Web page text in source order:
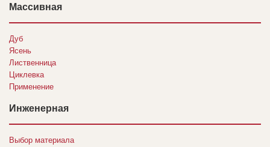
Массивная
Дуб
Ясень
Лиственница
Циклевка
Применение
Инженерная
Выбор материала